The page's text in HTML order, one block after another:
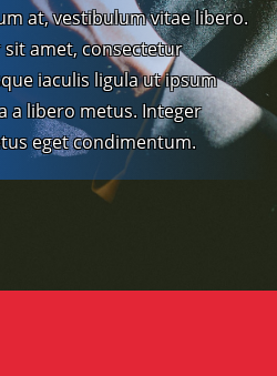
at, vestibulum vitae libero.
amet, consectetur
iaculis ligula ut ipsum
a libero metus. Integer
eget condimentum.